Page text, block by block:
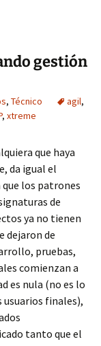
gestión
, Técnico agil,
, xtreme
que haya
da igual el
los patrones
de
ya no tienen
dejaron de
pruebas,
comienzan a
es nula (no es lo
usuarios finales),
tanto que el